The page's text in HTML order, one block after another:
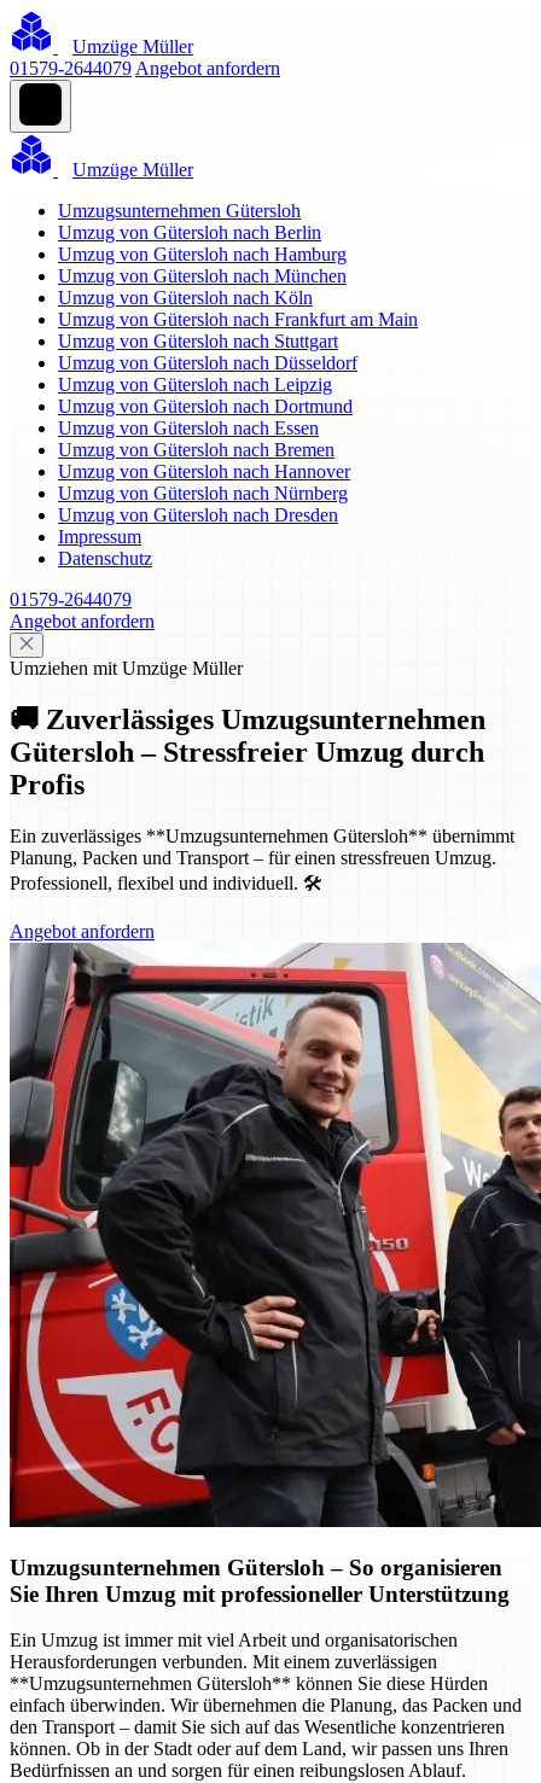
Umzüge Müller
01579-2644079 Angebot anfordern
Umzüge Müller
Umzugsunternehmen Gütersloh
Umzug von Gütersloh nach Berlin
Umzug von Gütersloh nach Hamburg
Umzug von Gütersloh nach München
Umzug von Gütersloh nach Köln
Umzug von Gütersloh nach Frankfurt am Main
Umzug von Gütersloh nach Stuttgart
Umzug von Gütersloh nach Düsseldorf
Umzug von Gütersloh nach Leipzig
Umzug von Gütersloh nach Dortmund
Umzug von Gütersloh nach Essen
Umzug von Gütersloh nach Bremen
Umzug von Gütersloh nach Hannover
Umzug von Gütersloh nach Nürnberg
Umzug von Gütersloh nach Dresden
Impressum
Datenschutz
01579-2644079
Angebot anfordern
Umziehen mit Umzüge Müller
🚚 Zuverlässiges Umzugsunternehmen
Gütersloh – Stressfreier Umzug durch
Profis
Ein zuverlässiges **Umzugsunternehmen Gütersloh** übernimmt
Planung, Packen und Transport – für einen stressfreuen Umzug.
Professionell, flexibel und individuell. 🛠️
Angebot anfordern
Umzugsunternehmen Gütersloh – So organisieren
Sie Ihren Umzug mit professioneller Unterstützung
Ein Umzug ist immer mit viel Arbeit und organisatorischen
Herausforderungen verbunden. Mit einem zuverlässigen
**Umzugsunternehmen Gütersloh** können Sie diese Hürden
einfach überwinden. Wir übernehmen die Planung, das Packen und
den Transport – damit Sie sich auf das Wesentliche konzentrieren
können. Ob in der Stadt oder auf dem Land, wir passen uns Ihren
Bedürfnissen an und sorgen für einen reibungslosen Ablauf.